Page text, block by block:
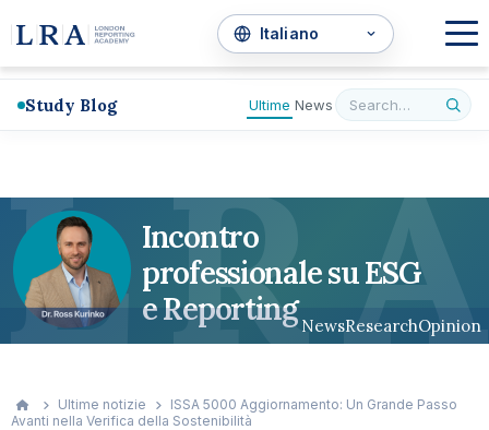
Study Blog Ultime News
Incontro
professionale su ESG
e Reporting NewsResearchOpinion
LRA
Ultime notizie
ISSA 5000 Aggiornamento: Un Grande Passo
Avanti nella Verifica della Sostenibilità